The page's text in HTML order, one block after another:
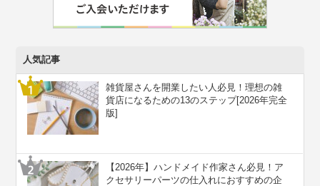
人気記事
雑貨屋さんを開業したい人必見！理想の雑
貨店になるための13のステップ[2026年完全
版]
【2026年】ハンドメイド作家さん必見！ア
クセサリーパーツの仕入れにおすすめの企